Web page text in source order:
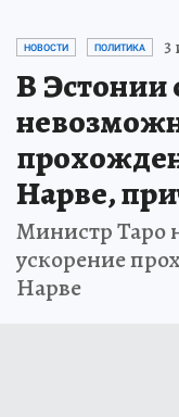
НОВОСТИ ПОЛИТИКА 3
В Эстонии
Нарве,
Министр Таро
ускорение
Нарве